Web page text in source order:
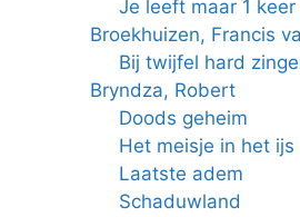
Je leeft maar 1 keer
Broekhuizen, Francis
Bij twijfel hard
Bryndza, Robert
Doods geheim
Het meisje in het ijs
Laatste adem
Schaduwland